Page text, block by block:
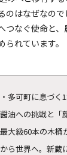
のはなぜなの
つなぐ使命と
れています。
多可町に息づく
油への挑戦と「
大級60本の木桶
ら世界へ。新蔵